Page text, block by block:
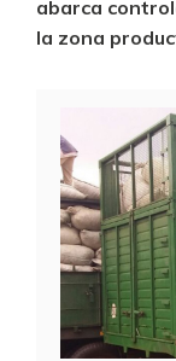
abarca
la zona